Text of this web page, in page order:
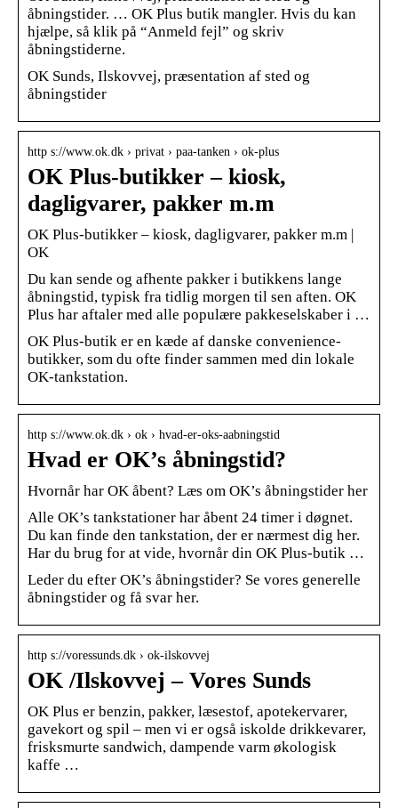
åbningstider. … OK Plus butik mangler. Hvis du kan
hjælpe, så klik på “Anmeld fejl” og skriv
åbningstiderne.
OK Sunds, Ilskovvej, præsentation af sted og
åbningstider
http s://www.ok.dk › privat › paa-tanken › ok-plus
OK Plus-butikker – kiosk,
dagligvarer, pakker m.m
OK Plus-butikker – kiosk, dagligvarer, pakker m.m |
OK
Du kan sende og afhente pakker i butikkens lange
åbningstid, typisk fra tidlig morgen til sen aften. OK
Plus har aftaler med alle populære pakkeselskaber i …
OK Plus-butik er en kæde af danske convenience-
butikker, som du ofte finder sammen med din lokale
OK-tankstation.
http s://www.ok.dk › ok › hvad-er-oks-aabningstid
Hvad er OK’s åbningstid?
Hvornår har OK åbent? Læs om OK’s åbningstider her
​Alle OK’s tankstationer har åbent 24 timer i døgnet.
Du kan finde den tankstation, der er nærmest dig her.
Har du brug for at vide, hvornår din OK Plus-butik …
Leder du efter OK’s åbningstider? Se vores generelle
åbningstider og få svar her.
http s://voressunds.dk › ok-ilskovvej
OK /Ilskovvej – Vores Sunds
OK Plus er benzin, pakker, læsestof, apotekervarer,
gavekort og spil – men vi er også iskolde drikkevarer,
frisksmurte sandwich, dampende varm økologisk
kaffe …